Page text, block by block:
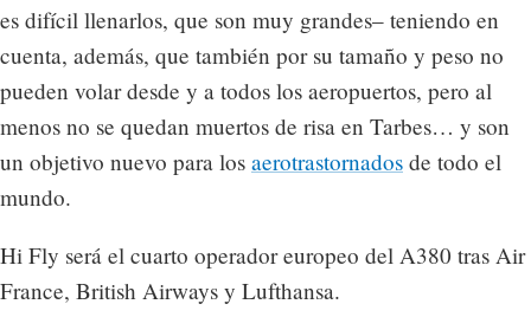
es difícil llenarlos, que son muy grandes– teniendo en
cuenta, además, que también por su tamaño y peso no
pueden volar desde y a todos los aeropuertos, pero al
menos no se quedan muertos de risa en Tarbes… y son
un objetivo nuevo para los aerotrastornados de todo el
mundo.
Hi Fly será el cuarto operador europeo del A380 tras Air
France, British Airways y Lufthansa.